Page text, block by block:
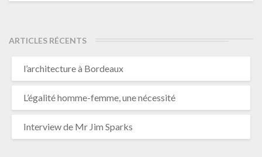
ARTICLES RÉCENTS
l’architecture à Bordeaux
L’égalité homme-femme, une nécessité
Interview de Mr Jim Sparks